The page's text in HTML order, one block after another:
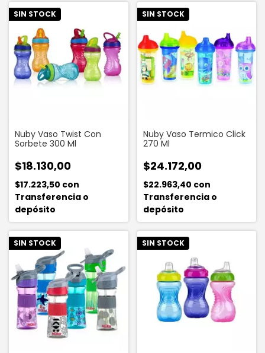
SIN STOCK
Nuby Vaso Twist Con
Sorbete 300 Ml
$18.130,00
$17.223,50 con
Transferencia o
depósito
SIN STOCK
Nuby Vaso Termico Click
270 Ml
$24.172,00
$22.963,40 con
Transferencia o
depósito
SIN STOCK SIN STOCK